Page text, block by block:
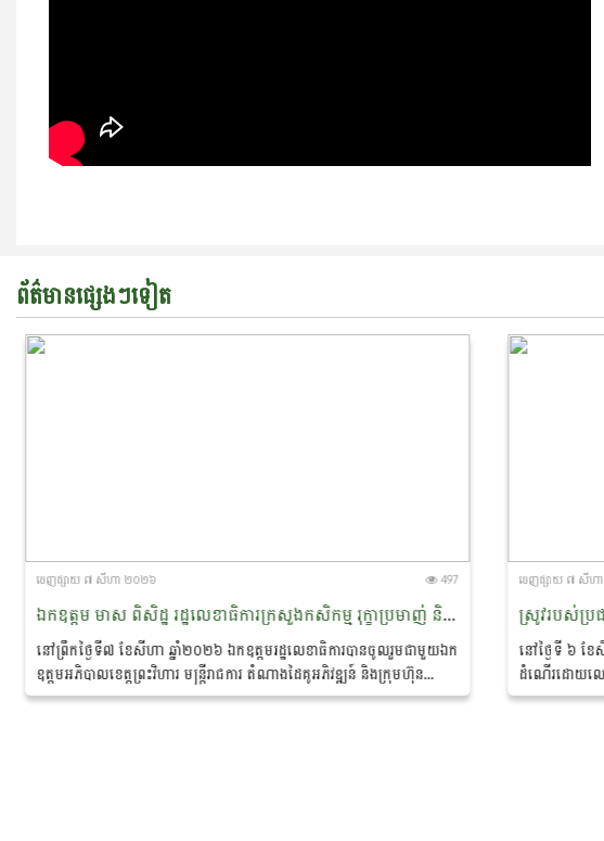
ព័ត៌មានផ្សេងៗទៀត
ចេញ​ផ្សាយ​ ៧ សីហា ២០២៦ 497
ឯកឧត្តម មាស ពិសិដ្ឋ រដ្ឋលេខាធិការក្រសួងកសិកម្ម រុក្ខាប្រមាញ់ និងនេសាទ បានចូលរួមជាអធិបតីភាពក្នុងពិធីចុះហត្ថលេខាលក់-ទិញផលិតផលកសិកម្មសរីរាង្គ នៅខេត្តព្រះវិហារ
នៅព្រឹកថ្ងៃទី៧ ខែសីហា ឆ្នាំ២០២៦ ឯកឧត្តមរដ្ឋលេខាធិការបានចូលរួមជាមួយឯក
ឧត្តមអភិបាលខេត្តព្រះវិហារ មន្ត្រីរាជការ តំណាងដៃគូអភិវឌ្ឍន៍ និងក្រុមហ៊ុន
ឯកជន ព្រមទាំងប្រជាកសិករ...
ចេញ​ផ្សាយ​ ៧ សីហ
នៅថ្ងៃទី ៦ ខែ
ដំណើរដោយលោ
នេសាទខេត្តប